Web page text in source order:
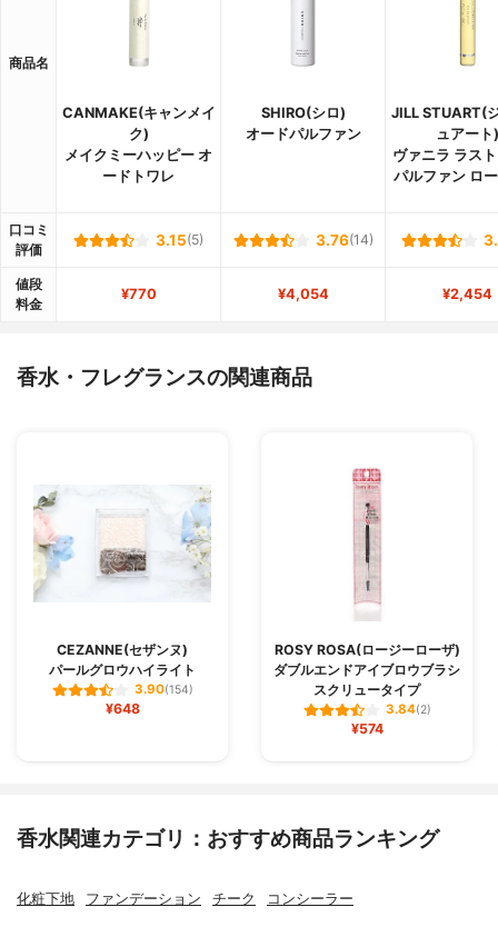
商品名
CANMAKE(キャンメイ
ク)
メイクミーハッピー オ
ードトワレ
SHIRO(シロ)
オードパルファン
JILL STUART(
ュアート)
ヴァニラ ラス
パルファン ロ
口コミ
評価
3.15(5) 3.76(14)
値段
料金
¥770 ¥4,054 ¥2,454
香水・フレグランスの関連商品
CEZANNE(セザンヌ)
パールグロウハイライト
3.90(154)
¥648
ROSY ROSA(ロージーローザ)
ダブルエンドアイブロウブラシ
スクリュータイプ
3.84(2)
¥574
香水関連カテゴリ：おすすめ商品ランキング
化粧下地 ファンデーション チーク コンシーラー